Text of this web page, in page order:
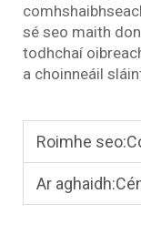
sé seo maith
todhchaí
a choinneáil
Roimhe seo:
Ar aghaidh:Cén